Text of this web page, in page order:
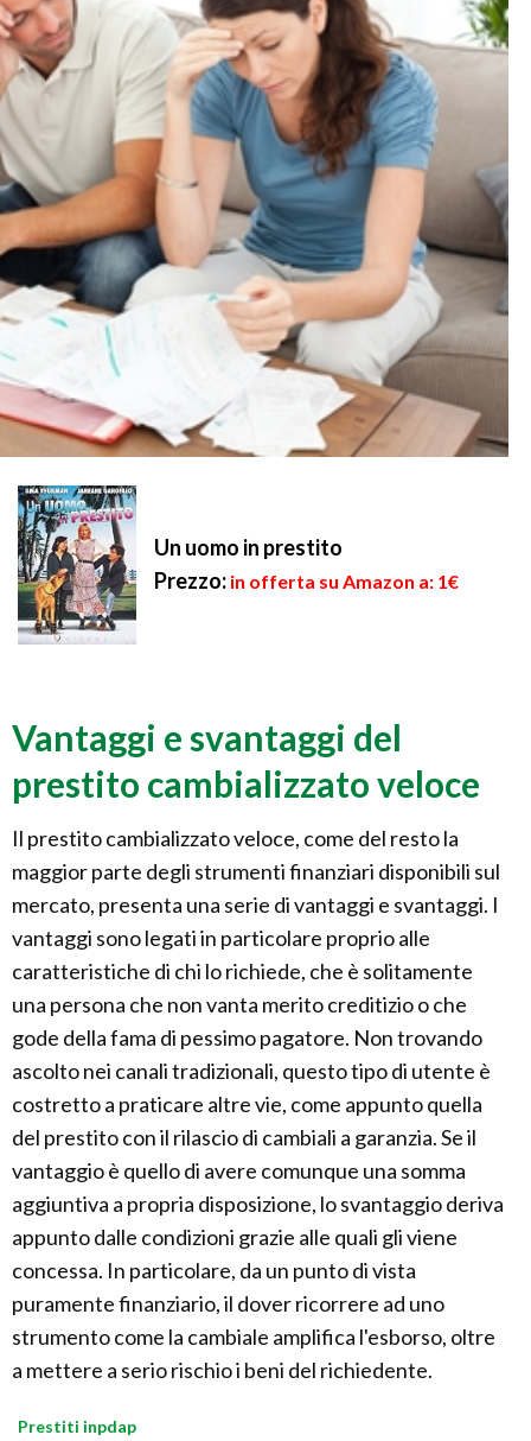
Un uomo in prestito
Prezzo: in offerta su Amazon a: 1€
Vantaggi e svantaggi del
prestito cambializzato veloce
Il prestito cambializzato veloce, come del resto la
maggior parte degli strumenti finanziari disponibili sul
mercato, presenta una serie di vantaggi e svantaggi. I
vantaggi sono legati in particolare proprio alle
caratteristiche di chi lo richiede, che è solitamente
una persona che non vanta merito creditizio o che
gode della fama di pessimo pagatore. Non trovando
ascolto nei canali tradizionali, questo tipo di utente è
costretto a praticare altre vie, come appunto quella
del prestito con il rilascio di cambiali a garanzia. Se il
vantaggio è quello di avere comunque una somma
aggiuntiva a propria disposizione, lo svantaggio deriva
appunto dalle condizioni grazie alle quali gli viene
concessa. In particolare, da un punto di vista
puramente finanziario, il dover ricorrere ad uno
strumento come la cambiale amplifica l'esborso, oltre
a mettere a serio rischio i beni del richiedente.
Prestiti inpdap